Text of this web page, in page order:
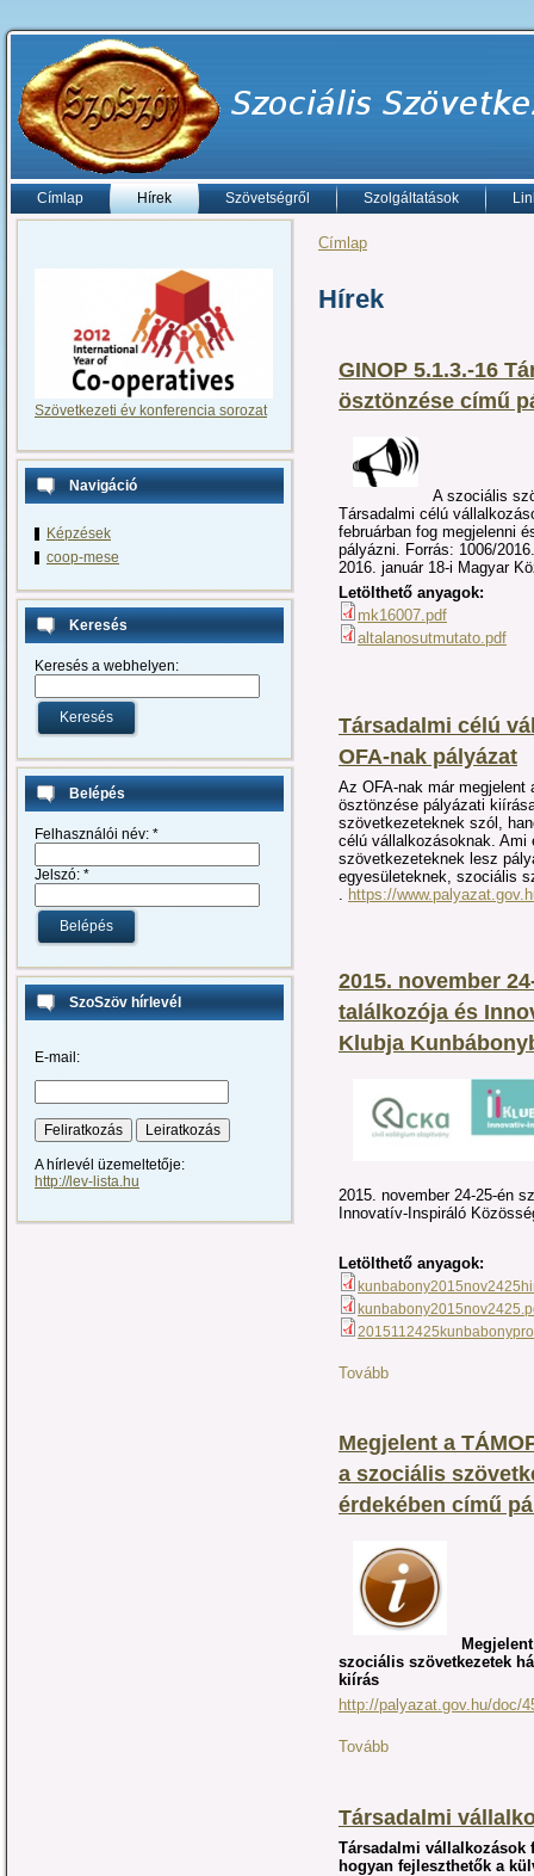
Címlap Hírek Szövetségről Szolgáltatások
Szövetkezeti év konferencia sorozat
Navigáció
Képzések
coop-mese
Keresés
Keresés a webhelyen:
Belépés
Felhasználói név: *
Jelszó: *
SzoSzöv hírlevél
E-mail:
A hírlevél üzemeltetője:
http://lev-lista.hu
Címlap
Hírek
GINOP 5.1.3.-16
ösztönzése című
A szociális
Társadalmi célú
februárban fog megjelenni
pályázni. Forrás: 1006/
2016. január 18-i Magyar
Letölthető anyagok:
mk16007.pdf
altalanosutmutato.pdf
Társadalmi célú
OFA-nak pályázat
Az OFA-nak már
ösztönzése pályázati
szövetkezeteknek szól,
célú vállalkozásoknak.
szövetkezeteknek lesz
egyesületeknek, szociális
https://
2015. november
találkozója és
Klubja
2015. november 24-25-én
Innovatív-Inspiráló
Letölthető anyagok:
Tovább
Megjelent a
a szociális
érdekében című
szociális szövetkezetek
kiírás
http://palyazat.gov.hu/doc/
Tovább
Társadalmi
Társadalmi vállalkozások
hogyan fejleszthetők a